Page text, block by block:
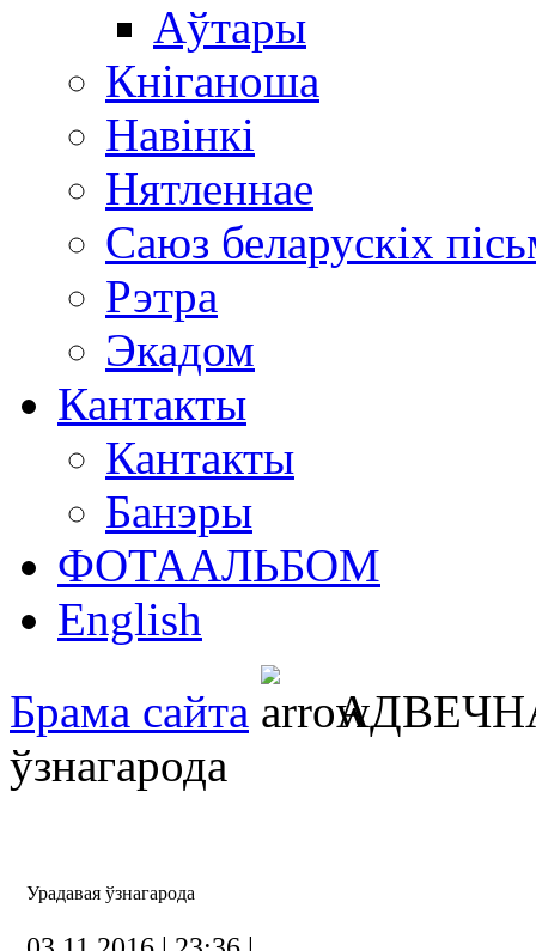
Аўтары
Кніганоша
Навінкі
Нятленнае
Саюз беларускіх
Рэтра
Экадом
Кантакты
Кантакты
Банэры
ФОТААЛЬБОМ
English
Брама сайта
ўзнагарода
Урадавая ўзнагарода